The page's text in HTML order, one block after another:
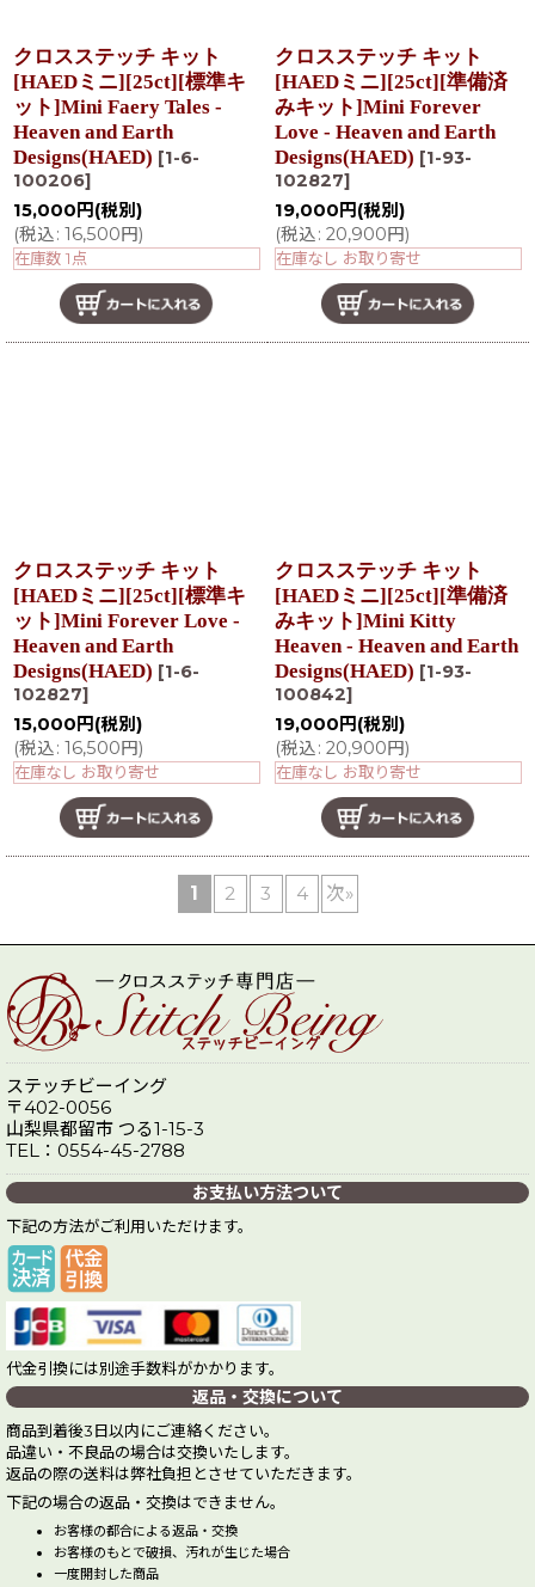
クロスステッチ キット
[HAEDミニ][25ct][標準キ
ット]Mini Faery Tales -
Heaven and Earth
Designs(HAED) [1-6-
100206]
15,000 円 (税別)
(税込: 16,500円)
在庫数 1点
クロスステッチ キット
[HAEDミニ][25ct][準備済
みキット]Mini Forever
Love - Heaven and Earth
Designs(HAED) [1-93-
102827]
19,000 円 (税別)
(税込: 20,900円)
在庫なし お取り寄せ
クロスステッチ キット
[HAEDミニ][25ct][標準キ
ット]Mini Forever Love -
Heaven and Earth
Designs(HAED) [1-6-
102827]
15,000 円 (税別)
(税込: 16,500円)
在庫なし お取り寄せ
クロスステッチ キット
[HAEDミニ][25ct][準備済
みキット]Mini Kitty
Heaven - Heaven and Earth
Designs(HAED) [1-93-
100842]
19,000 円 (税別)
(税込: 20,900円)
在庫なし お取り寄せ
1 2 3 4 次»
ステッチビーイング
〒402-0056
山梨県都留市 つる1-15-3
TEL：0554-45-2788
お支払い方法ついて
下記の方法がご利用いただけます。
代金引換には別途手数料がかかります。
返品・交換について
商品到着後3日以内にご連絡ください。
品違い・不良品の場合は交換いたします。
返品の際の送料は弊社負担とさせていただきます。
下記の場合の返品・交換はできません。
お客様の都合による返品・交換
お客様のもとで破損、汚れが生じた場合
一度開封した商品